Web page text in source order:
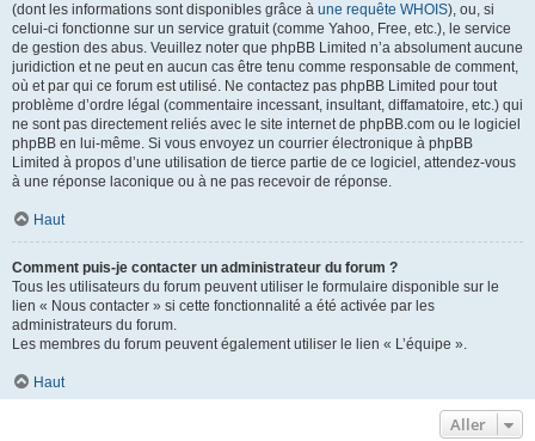
(dont les informations sont disponibles grâce à une requête WHOIS), ou, si
celui-ci fonctionne sur un service gratuit (comme Yahoo, Free, etc.), le service
de gestion des abus. Veuillez noter que phpBB Limited n’a absolument aucune
juridiction et ne peut en aucun cas être tenu comme responsable de comment,
où et par qui ce forum est utilisé. Ne contactez pas phpBB Limited pour tout
problème d’ordre légal (commentaire incessant, insultant, diffamatoire, etc.) qui
ne sont pas directement reliés avec le site internet de phpBB.com ou le logiciel
phpBB en lui-même. Si vous envoyez un courrier électronique à phpBB
Limited à propos d’une utilisation de tierce partie de ce logiciel, attendez-vous
à une réponse laconique ou à ne pas recevoir de réponse.
Haut
Comment puis-je contacter un administrateur du forum ?
Tous les utilisateurs du forum peuvent utiliser le formulaire disponible sur le
lien « Nous contacter » si cette fonctionnalité a été activée par les
administrateurs du forum.
Les membres du forum peuvent également utiliser le lien « L’équipe ».
Haut
Aller